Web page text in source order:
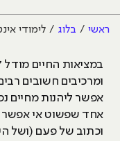
ראשי בלוג לימודי
ומרכיבים חשובים
אפשר ליהנות מחיים
אחד שפשוט אי אפשר
וכתוב של פעם (ושל